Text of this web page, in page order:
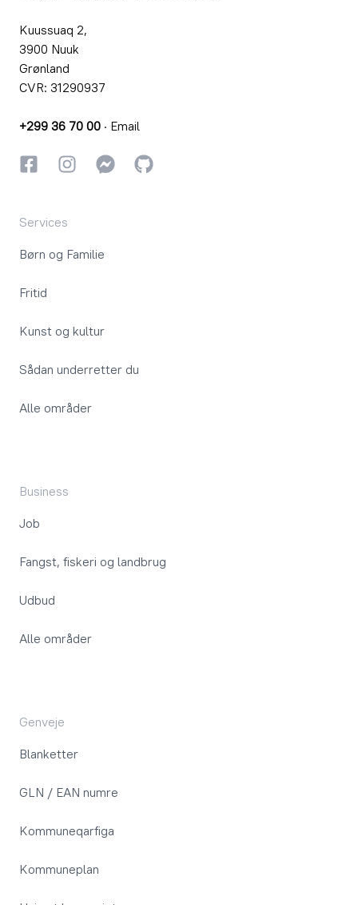
Kuussuaq 2,
3900 Nuuk
Grønland
CVR: 31290937
+299 36 70 00 · Email
FacebookInstagramInstagram
GitHub
Services
Børn og Familie
Fritid
Kunst og kultur
Sådan underretter du
Alle områder
Business
Job
Fangst, fiskeri og landbrug
Udbud
Alle områder
Genveje
Blanketter
GLN / EAN numre
Kommuneqarfiga
Kommuneplan